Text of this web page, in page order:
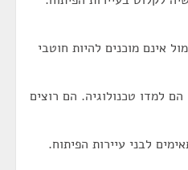
אינם מוכנים להיות חוטבי
למדו טכנולוגיה. הם רוצים
לבני עיירות הפיתוח.